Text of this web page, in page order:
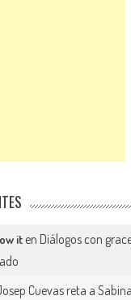
iten Diálogos con
Cuevas reta a